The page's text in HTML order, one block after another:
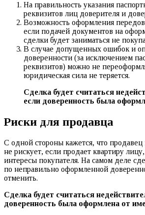
На правильность указания
реквизитов лиц доверителя и
Возможность оформления
если подачей документов на
сделки будет заниматься не
В случае допущенных ошибок и
доверенности (за исключением
реквизитов) можно не
юридическая сила не теряется.
Сделка будет считаться
если доверенность была
Риски для продавца
С одной стороны кажется, что
не рискует, если продает квартиру
интересы покупателя. На самом деле
по неправильно оформленной
отменить.
Сделка будет считаться
доверенность была оформлена от